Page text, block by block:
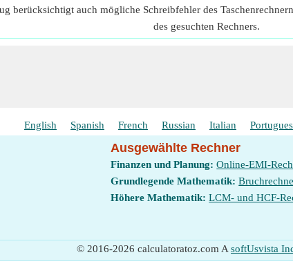
berücksichtigt auch mögliche Schreibfehler des
des gesuchten Rechners.
English Spanish French Russian Italian
Ausgewählte Rechner
Finanzen und Planung: Online-EMI-
Grundlegende Mathematik:
Höhere Mathematik: LCM- und HCF-
© 2016-2026 calculatoratoz.com A softUsvista